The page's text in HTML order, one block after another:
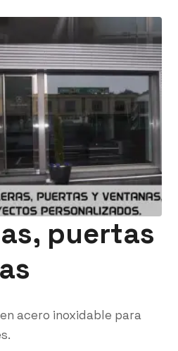
puertas
acero inoxidable para